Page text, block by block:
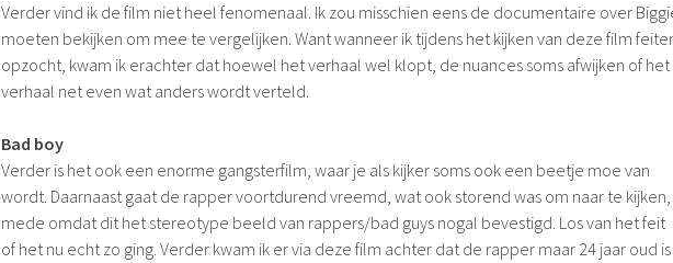
Verder vind ik de film niet heel fenomenaal. Ik zou misschien eens de documentaire over
moeten bekijken om mee te vergelijken. Want wanneer ik tijdens het kijken van deze film
opzocht, kwam ik erachter dat hoewel het verhaal wel klopt, de nuances soms afwijken of het
verhaal net even wat anders wordt verteld.
Bad boy
Verder is het ook een enorme gangsterfilm, waar je als kijker soms ook een beetje moe van
wordt. Daarnaast gaat de rapper voortdurend vreemd, wat ook storend was om naar te kijken,
mede omdat dit het stereotype beeld van rappers/bad guys nogal bevestigd. Los van het feit
of het nu echt zo ging. Verder kwam ik er via deze film achter dat de rapper maar 24 jaar oud is